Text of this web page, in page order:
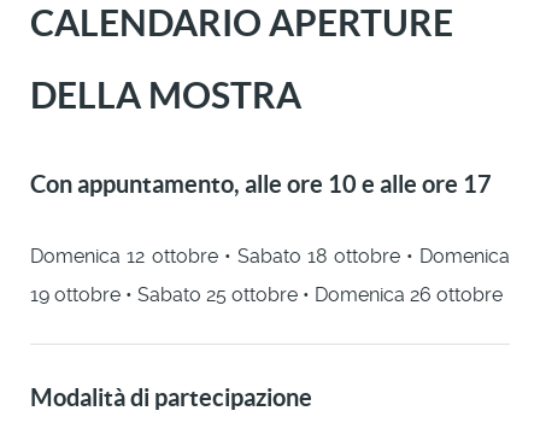
CALENDARIO APERTURE
DELLA MOSTRA
Con appuntamento, alle ore 10 e alle ore 17
Domenica 12 ottobre • Sabato 18 ottobre • Domenica
19 ottobre • Sabato 25 ottobre • Domenica 26 ottobre
Modalità di partecipazione